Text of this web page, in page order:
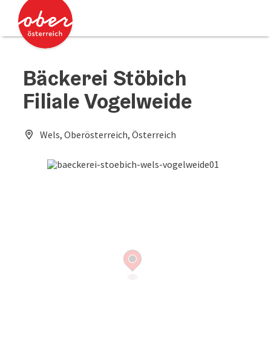
Zum Inhalt
Zum Seitenanfang
Bäckerei Stöbich
Filiale Vogelweide
Wels, Oberösterreich, Österreich